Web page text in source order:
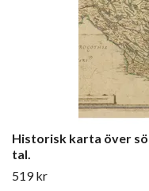
Historisk karta över
tal.
519 kr